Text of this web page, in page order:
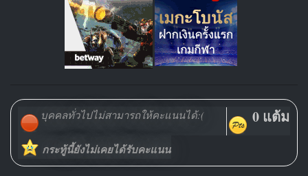
บุคคลทั่วไปไม่สามารถให้คะแนนได้:( 0 แต้ม
กระทู้นี้ยังไม่เคยได้รับคะแนน